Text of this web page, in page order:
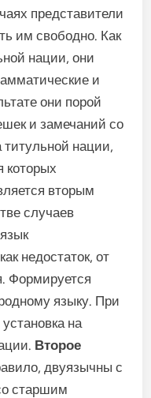
представители
им свободно. Как
нации, они
и
они порой
и замечаний со
титульной нации,
которых
вторым
случаев
недостаток, от
Формируется
языку. При
на
Второе
двуязычны с
старшим